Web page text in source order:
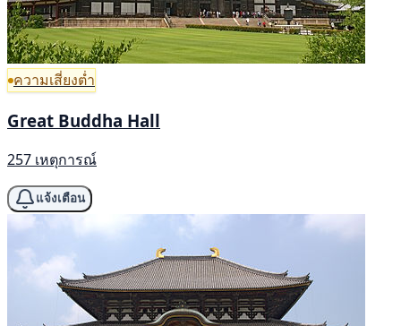
ความเสี่ยงต่ำ
Great Buddha Hall
257 เหตุการณ์
แจ้งเตือน